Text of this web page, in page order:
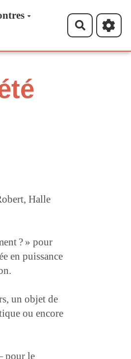
Halle
? » pour
en puissance
un objet de
ou encore
pour le